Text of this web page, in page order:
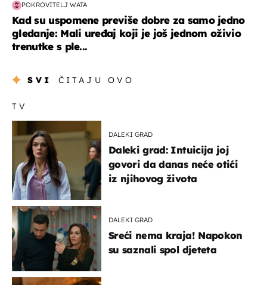
POKROVITELJ WATA
Kad su uspomene previše dobre za samo jedno
gledanje: Mali uređaj koji je još jednom oživio
trenutke s ple...
SVI ČITAJU OVO
TV
DALEKI GRAD
Daleki grad: Intuicija joj
govori da danas neće otići
iz njihovog života
DALEKI GRAD
Sreći nema kraja! Napokon
su saznali spol djeteta